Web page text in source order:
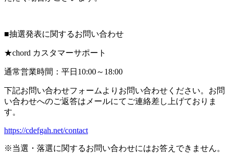
■抽選発表に関するお問い合わせ
★chord カスタマーサポート
通常営業時間：平日10:00～18:00
下記お問い合わせフォームよりお問い合わせください。お問
い合わせへのご返答はメールにてご連絡差し上げておりま
す。
https://cdefgah.net/contact
※当選・落選に関するお問い合わせにはお答えできません。